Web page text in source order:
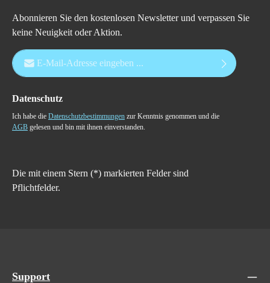
Abonnieren Sie den kostenlosen Newsletter und verpassen Sie
keine Neuigkeit oder Aktion.
E-Mail-Adresse*
Datenschutz
Ich habe die Datenschutzbestimmungen zur Kenntnis genommen und die
AGB gelesen und bin mit ihnen einverstanden.
Die mit einem Stern (*) markierten Felder sind
Pflichtfelder.
Support